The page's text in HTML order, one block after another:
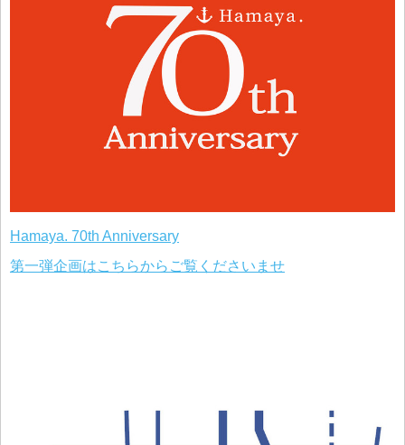
Hamaya. 70th Anniversary
第一弾企画はこちらからご覧くださいませ